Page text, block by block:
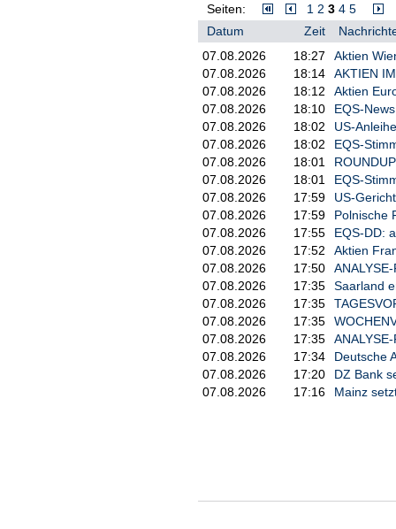
Seiten: 1 2 3 4 5
Datum
Zeit
07.08.2026
18:27
Aktien
07.08.2026
18:14
AKTIEN
07.08.2026
18:12
Aktien
07.08.2026
18:10
EQS-
07.08.2026
18:02
US-
07.08.2026
18:02
EQS-
07.08.2026
18:01
07.08.2026
18:01
EQS-
07.08.2026
17:59
US-
07.08.2026
17:59
Polnische
07.08.2026
17:55
EQS-DD:
07.08.2026
17:52
Aktien
07.08.2026
17:50
07.08.2026
17:35
Saarland
07.08.2026
17:35
07.08.2026
17:35
07.08.2026
17:35
07.08.2026
17:34
Deutsche
07.08.2026
17:20
DZ Bank
07.08.2026
17:16 Mainz